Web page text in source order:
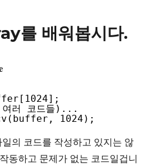
를 배워봅시다.
러 코드들)...
1024);
의 코드를 작성하고 있지는 않
동하고 문제가 없는 코드일겁니